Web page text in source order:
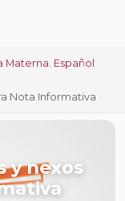
Materna. Español
Nota Informativa
y nexos